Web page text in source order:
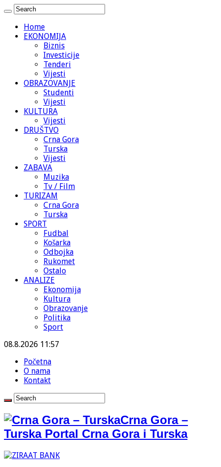
Home
EKONOMIJA
Biznis
Investicije
Tenderi
Vijesti
OBRAZOVANJE
Studenti
Vijesti
KULTURA
Vijesti
DRUŠTVO
Crna Gora
Turska
Vijesti
ZABAVA
Muzika
Tv / Film
TURIZAM
Crna Gora
Turska
SPORT
Fudbal
Košarka
Odbojka
Rukomet
Ostalo
ANALIZE
Ekonomija
Kultura
Obrazovanje
Politika
Sport
08.8.2026 11:57
Početna
O nama
Kontakt
Crna Gora –
Turska Portal Crna Gora i Turska